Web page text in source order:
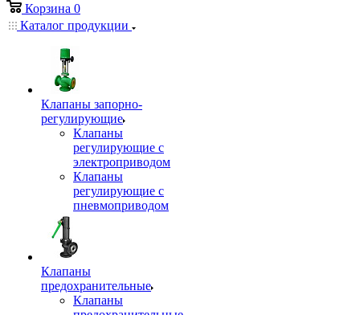
Корзина 0
Каталог продукции
Клапаны запорно-
регулирующие
Клапаны
регулирующие с
электроприводом
Клапаны
регулирующие с
пневмоприводом
Клапаны
предохранительные
Клапаны